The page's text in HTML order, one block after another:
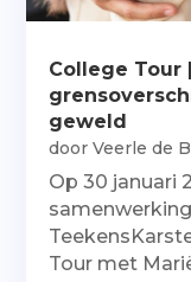
College Tour
geweld
doorVeerle de
Op 30 januari
Tour met